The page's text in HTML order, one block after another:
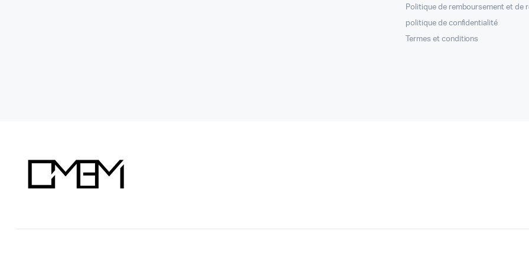
Politique de remboursement et de
politique de confidentialité
Termes et conditions